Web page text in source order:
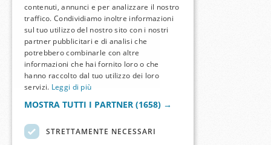
contenuti, annunci e per analizzare il nostro
traffico. Condividiamo inoltre informazioni
sul tuo utilizzo del nostro sito con i nostri
partner pubblicitari e di analisi che
potrebbero combinarle con altre
informazioni che hai fornito loro o che
hanno raccolto dal tuo utilizzo dei loro
servizi. Leggi di più
MOSTRA TUTTI I PARTNER (1658) →
STRETTAMENTE NECESSARI